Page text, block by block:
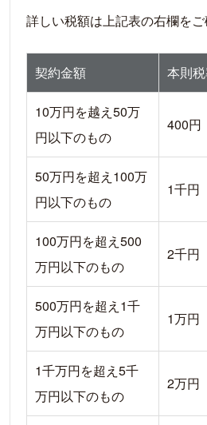
詳しい税額は上記表の右欄をご
契約金額 本則
10万円を越え50万
円以下のもの
400円
50万円を超え100万
円以下のもの
1千円
100万円を超え500
万円以下のもの
2千円
500万円を超え1千
万円以下のもの
1万円
1千万円を超え5千
万円以下のもの
2万円